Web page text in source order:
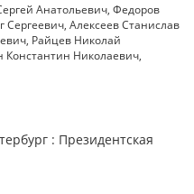
Анатольевич, Федоров
Сергеевич, Алексеев Станислав
, Райцев Николай
Константин Николаевич,
: Президентская